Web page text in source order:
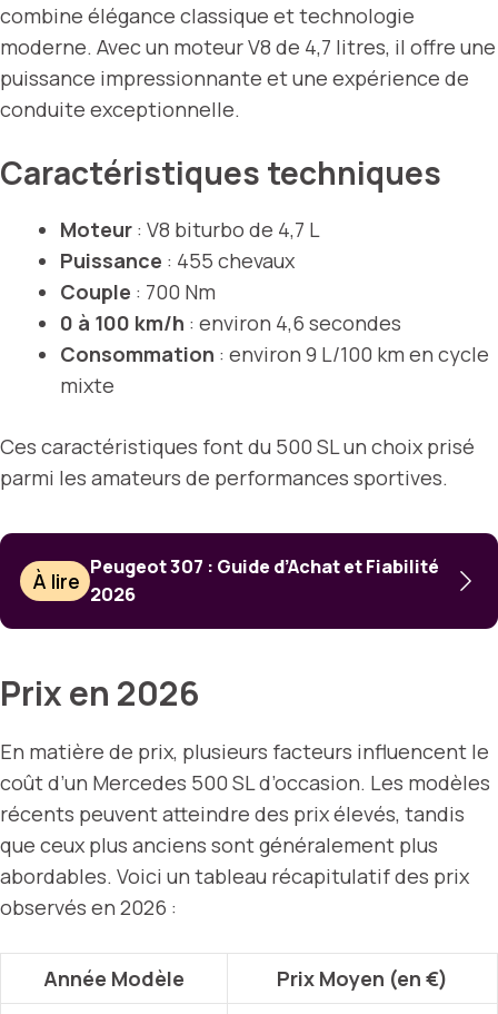
combine élégance classique et technologie
moderne. Avec un moteur V8 de 4,7 litres, il offre une
puissance impressionnante et une expérience de
conduite exceptionnelle.
Caractéristiques techniques
Moteur : V8 biturbo de 4,7 L
Puissance : 455 chevaux
Couple : 700 Nm
0 à 100 km/h : environ 4,6 secondes
Consommation : environ 9 L/100 km en cycle
mixte
Ces caractéristiques font du 500 SL un choix prisé
parmi les amateurs de performances sportives.
À lire
Peugeot 307 : Guide d’Achat et Fiabilité
2026
Prix en 2026
En matière de prix, plusieurs facteurs influencent le
coût d’un Mercedes 500 SL d’occasion. Les modèles
récents peuvent atteindre des prix élevés, tandis
que ceux plus anciens sont généralement plus
abordables. Voici un tableau récapitulatif des prix
observés en 2026 :
Année Modèle
Prix Moyen (en €)